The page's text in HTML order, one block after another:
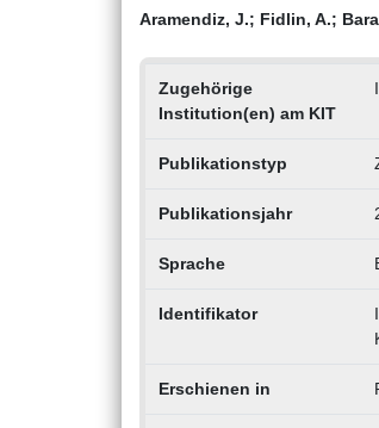
Aramendiz, J.; Fidlin, A.;
Zugehörige
Institution(en) am KIT
Publikationstyp
Publikationsjahr
Sprache
Identifikator
Erschienen in